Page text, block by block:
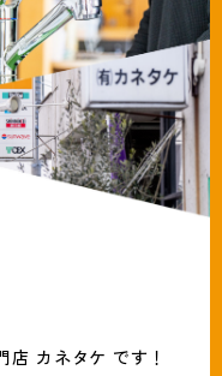
店 カネタケ です！